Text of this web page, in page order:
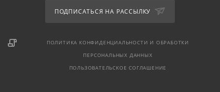
ПОДПИСАТЬСЯ НА РАССЫЛКУ
ПОЛИТИКА КОНФИДЕНЦИАЛЬНОСТИ И ОБРАБОТКИ
ПЕРСОНАЛЬНЫХ ДАННЫХ
ПОЛЬЗОВАТЕЛЬСКОЕ СОГЛАШЕНИЕ